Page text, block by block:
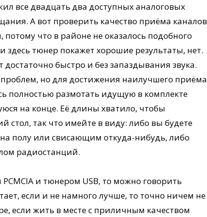
все двадцать два доступных аналоговых
А вот проверить качество приёма каналов
что в районе не оказалось подобного
тюнер покажет хорошие результаты, нет.
быстро и без запаздывания звука.
но для достижения наилучшего приёма
полностью размотать идущую в комплекте
на конце. Её длины хватило, чтобы
стол, так что имейте в виду: либо вы будете
полу или свисающим откуда-нибудь, либо
радиостанций.
и тюнером USB, то можно говорить
если и не намного лучше, то точно ничем не
если жить в месте с приличным качеством